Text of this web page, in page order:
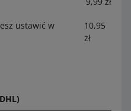
ustawić w
10,95
zł